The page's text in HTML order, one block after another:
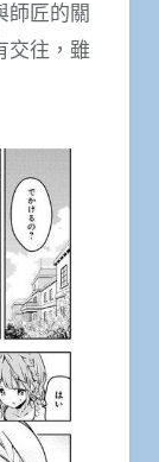
師匠的關
交往，雖